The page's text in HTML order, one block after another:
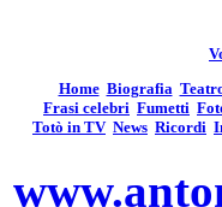
Home Biografia
Frasi celebri Fumetti
Totò in TV News Ricordi